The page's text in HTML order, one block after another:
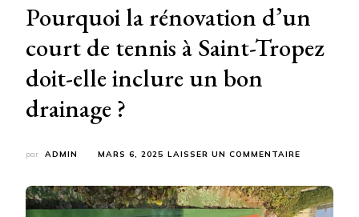
Pourquoi la rénovation d’un
court de tennis à Saint-Tropez
doit-elle inclure un bon
drainage ?
par ADMIN MARS 6, 2025 LAISSER UN COMMENTAIRE
D’UN